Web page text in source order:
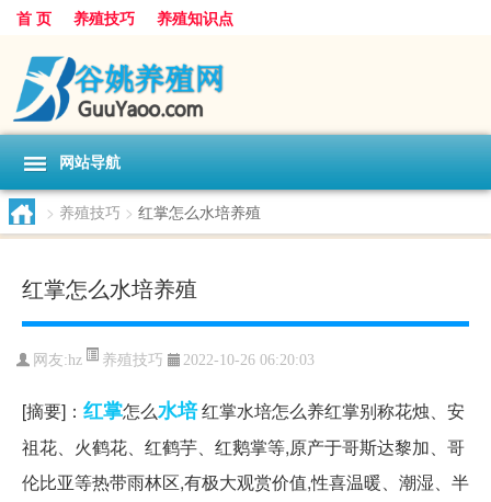
首 页 养殖技巧 养殖知识点
网站导航
> 养殖技巧 > 红掌怎么水培养殖
红掌怎么水培养殖
网友:hz 养殖技巧 2022-10-26 06:20:03
[摘要]： 红掌怎么水培红掌水培怎么养红掌别称花烛、安
祖花、火鹤花、红鹤芋、红鹅掌等,原产于哥斯达黎加、哥
伦比亚等热带雨林区,有极大观赏价值,性喜温暖、潮湿、半